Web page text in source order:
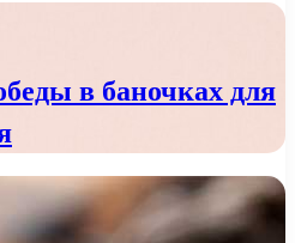
в баночках для